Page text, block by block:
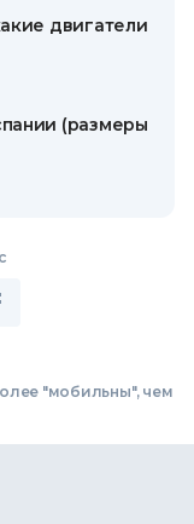
двигатели
(размеры
"мобильны", чем